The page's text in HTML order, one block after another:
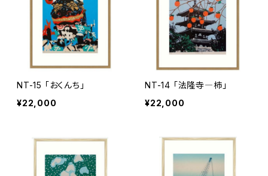
NT-15 「おくんち」
¥22,000
NT-14 「法隆寺―柿」
¥22,000